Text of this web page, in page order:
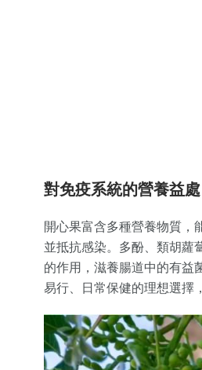
對免疫系統的營養益處
開心果富含多種營養物質，
並抵抗感染。多酚、類胡蘿
的作用，滋養腸道中的有益
易行、日常保健的理想選擇